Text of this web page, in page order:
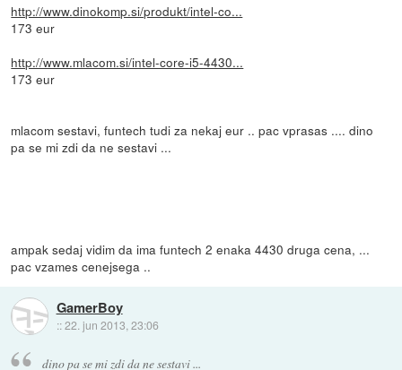
http://www.dinokomp.si/produkt/intel-co...
173 eur
http://www.mlacom.si/intel-core-i5-4430...
173 eur
mlacom sestavi, funtech tudi za nekaj eur .. pac vprasas .... dino
pa se mi zdi da ne sestavi ...
ampak sedaj vidim da ima funtech 2 enaka 4430 druga cena, ...
pac vzames cenejsega ..
GamerBoy
::22. jun 2013, 23:06
dino pa se mi zdi da ne sestavi ...